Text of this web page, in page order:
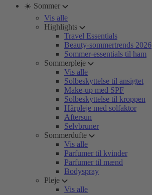
☀️ Sommer
Vis alle
Highlights
Travel Essentials
Beauty-sommertrends 2026
Sommer-essentials til ham
Sommerpleje
Vis alle
Solbeskyttelse til ansigtet
Make-up med SPF
Solbeskyttelse til kroppen
Hårpleje med solfaktor
Aftersun
Selvbruner
Sommerdufte
Vis alle
Parfumer til kvinder
Parfumer til mænd
Bodyspray
Pleje
Vis alle